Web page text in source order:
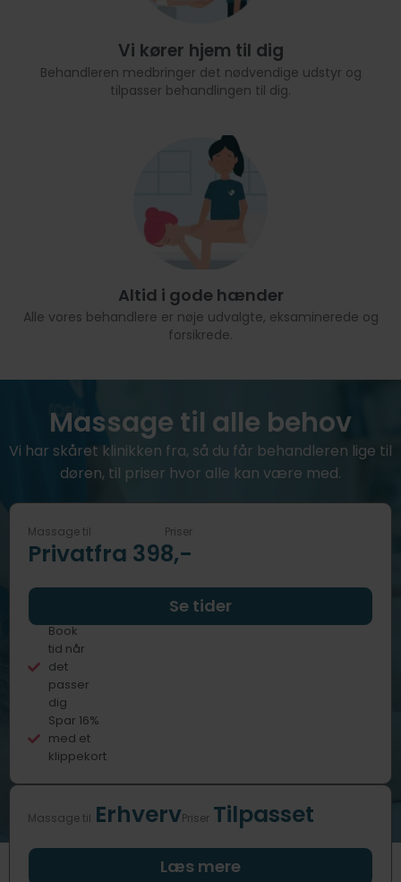
Vi kører hjem til dig
Behandleren medbringer det nødvendige udstyr og
tilpasser behandlingen til dig.
Altid i gode hænder
Alle vores behandlere er nøje udvalgte, eksaminerede og
forsikrede.
Massage til alle behov
Vi har skåret klinikken fra, så du får behandleren lige til
døren, til priser hvor alle kan være med.
Massage til
Privat
Priser
fra 398,-
Book
tid når
det
passer
dig
Spar 16%
med et
klippekort
Se tider
Massage til ErhvervPriser Tilpasset
Læs mere